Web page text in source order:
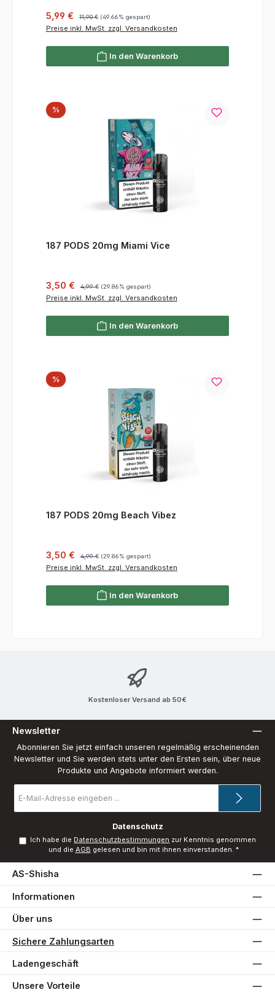
Verkaufspreis:
5,99 € Regulärer Preis:
11,90 € (49.66% gespart)
Preise inkl. MwSt. zzgl. Versandkosten
In den Warenkorb
%Rabatt
187 PODS 20mg Miami Vice
Verkaufspreis:
3,50 € 4,99 € (29.86% gespart)
Preise inkl. MwSt. zzgl. Versandkosten
In den Warenkorb
%Rabatt
187 PODS 20mg Beach Vibez
Verkaufspreis:
3,50 € 4,99 € (29.86% gespart)
Preise inkl. MwSt. zzgl. Versandkosten
In den Warenkorb
Kostenloser Versand ab 50€
Newsletter
Abonnieren Sie jetzt einfach unseren regelmäßig erscheinenden
Newsletter und Sie werden stets unter den Ersten sein, über neue
Produkte und Angebote informiert werden.
Mail-
*
Datenschutz
Ich habe die Datenschutzbestimmungen zur Kenntnis genommen
und die AGB gelesen und bin mit ihnen einverstanden. *
AS-Shisha
Informationen
Über uns
Sichere Zahlungsarten
Ladengeschäft
Unsere Vorteile